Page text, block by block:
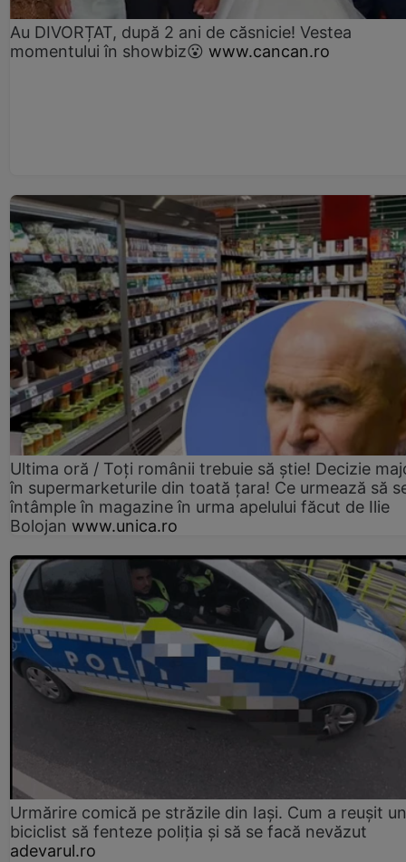
Au DIVORȚAT, după 2 ani de căsnicie! Vestea
momentului în showbiz😮 www.cancan.ro
Ultima oră / Toți românii trebuie să știe! Decizie
în supermarketurile din toată țara! Ce urmează să
întâmple în magazine în urma apelului făcut de Ilie
Bolojan www.unica.ro
Urmărire comică pe străzile din Iași. Cum a reușit un
biciclist să fenteze poliția și să se facă nevăzut
adevarul.ro